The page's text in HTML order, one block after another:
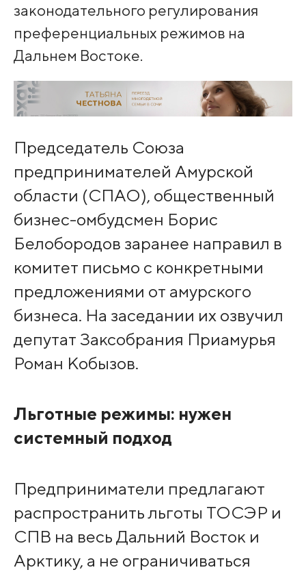
законодательного регулирования
преференциальных режимов на
Дальнем Востоке.
Председатель Союза
предпринимателей Амурской
области (СПАО), общественный
бизнес-омбудсмен Борис
Белобородов заранее направил в
комитет письмо с конкретными
предложениями от амурского
бизнеса. На заседании их озвучил
депутат Заксобрания Приамурья
Роман Кобызов.
Льготные режимы: нужен
системный подход
Предприниматели предлагают
распространить льготы ТОСЭР и
СПВ на весь Дальний Восток и
Арктику, а не ограничиваться